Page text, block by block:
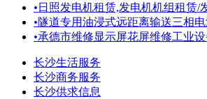
• 日照发电机租赁,发电机机组租赁/
•隧道专用油浸式远距离输送三相
•承德市维修显示屏花屏维修工业设
长沙生活服务
长沙商务服务
长沙供求信息